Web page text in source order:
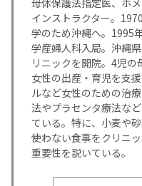
母体保護法指定医、ホ
インストラクター。
学のため沖縄へ。1995
学産婦人科入局。沖縄
リニックを開院。4児
女性の出産・育児を支
ルなど女性のための治
法やプラセンタ療法な
ている。特に、小麦や
使わない食事をクリニ
重要性を説いている。